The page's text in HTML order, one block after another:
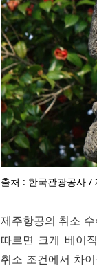
출처 : 한국관광공사 /
제주항공의 취소
따르면 크게 베이
취소 조건에서 차